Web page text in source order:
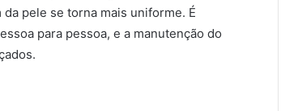
pele se torna mais uniforme. É
para pessoa, e a manutenção do